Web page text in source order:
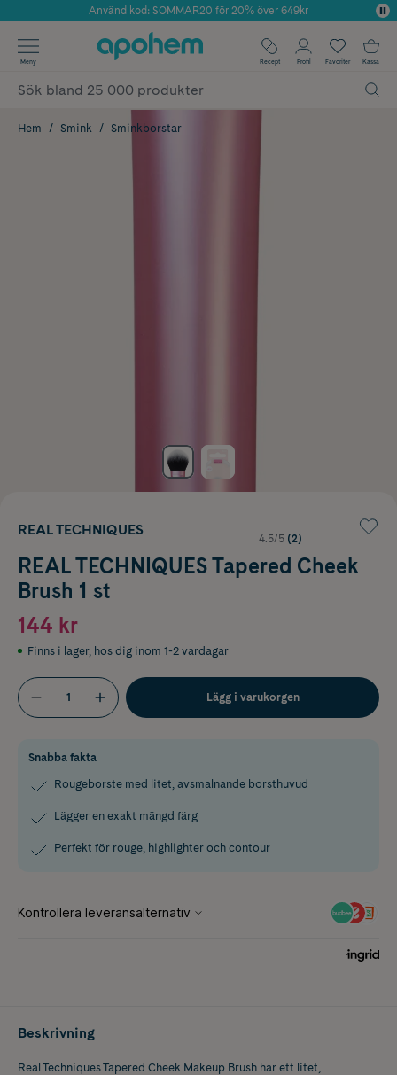
Årets Butik 2025 inom Skönhet
Använd kod: SOMMAR20 för 20% över 649kr
✓ Fri frakt
✓ Poäng på alla köp*
Meny Recept Profil Favoriter Kassa
Hem Smink Sminkborstar
REAL TECHNIQUES
4.5/5 (2)
REAL TECHNIQUES Tapered Cheek
Brush 1 st
144 kr
Finns i lager, hos dig inom 1-2 vardagar
Lägg i varukorgen
Snabba fakta
Rougeborste med litet, avsmalnande borsthuvud
Lägger en exakt mängd färg
Perfekt för rouge, highlighter och contour
Beskrivning
Real Techniques Tapered Cheek Makeup Brush har ett litet,